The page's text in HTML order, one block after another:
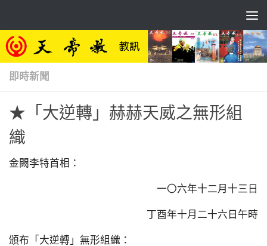
即時新聞
★「大逆轉」赫赫天威之無形組
織
金闕李特首相：
一〇六年十二月十三日
丁酉年十月二十六日午時
頒布「大逆轉」無形組織：